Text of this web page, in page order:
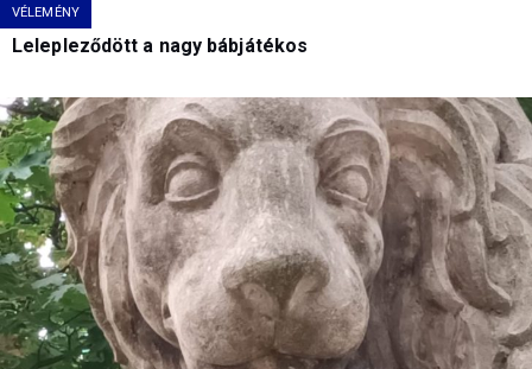
VÉLEMÉNY
Lelepleződött a nagy bábjátékos